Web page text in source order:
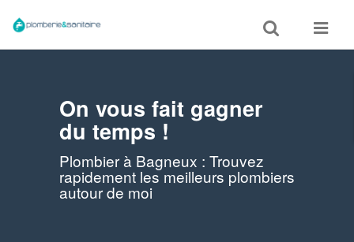
Toggle
search
Toggle
On vous fait gagner
du temps !
Plombier à Bagneux : Trouvez
rapidement les meilleurs plombiers
autour de moi